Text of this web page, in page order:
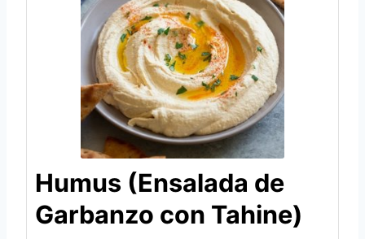
Humus (Ensalada de
Garbanzo con Tahine)